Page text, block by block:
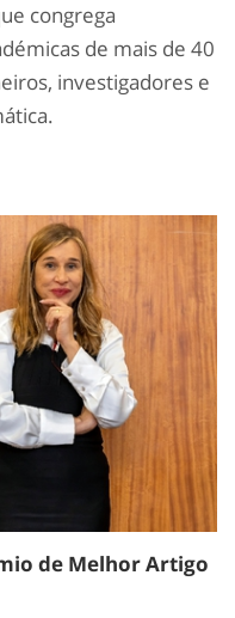
congrega
de mais de 40
investigadores e
de Melhor Artigo